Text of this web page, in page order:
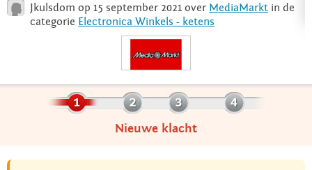
Login
Jkulsdom op 15 september 2021 over MediaMarkt in de
categorie Electronica Winkels - ketens
Nieuwe klacht